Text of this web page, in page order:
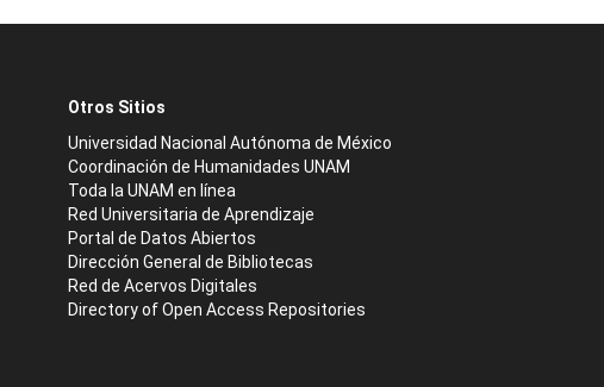
Otros Sitios
Universidad Nacional Autónoma de México
Coordinación de Humanidades UNAM
Toda la UNAM en línea
Red Universitaria de Aprendizaje
Portal de Datos Abiertos
Dirección General de Bibliotecas
Red de Acervos Digitales
Directory of Open Access Repositories